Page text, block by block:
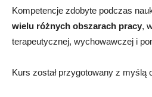
Kompetencje zdobyte podczas
wielu różnych obszarach pracy,
terapeutycznej, wychowawczej i
Kurs został przygotowany z myślą